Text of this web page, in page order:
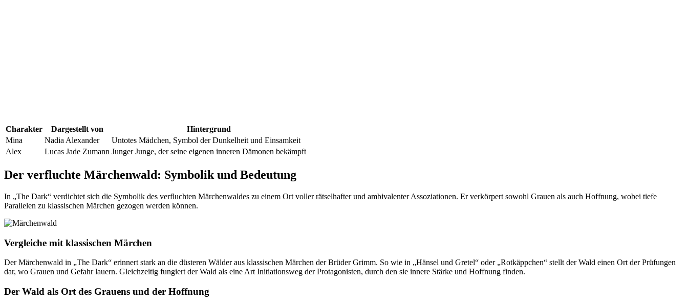
Charakter Dargestellt von
Hintergrund
Mina
Nadia Alexander
Untotes Mädchen, Symbol der Dunkelheit und Einsamkeit
Alex
Lucas Jade Zumann Junger Junge, der seine eigenen inneren Dämonen bekämpft
Der verfluchte Märchenwald: Symbolik und Bedeutung
In „The Dark“ verdichtet sich die Symbolik des verfluchten Märchenwaldes zu einem Ort voller rätselhafter und ambivalenter Assoziationen. Er verkörpert sowohl Grauen als auch Hoffnung, wobei tiefe
Parallelen zu klassischen Märchen gezogen werden können.
Vergleiche mit klassischen Märchen
Der Märchenwald in „The Dark“ erinnert stark an die düsteren Wälder aus klassischen Märchen der Brüder Grimm. So wie in „Hänsel und Gretel“ oder „Rotkäppchen“ stellt der Wald einen Ort der Prüfungen
dar, wo Grauen und Gefahr lauern. Gleichzeitig fungiert der Wald als eine Art Initiationsweg der Protagonisten, durch den sie innere Stärke und Hoffnung finden.
Der Wald als Ort des Grauens und der Hoffnung